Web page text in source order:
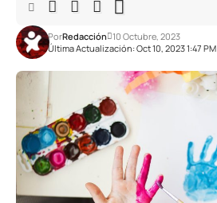
Última Actualización: Oct 10, 2023 1:47 PM
PorRedacción 10 Octubre, 2023